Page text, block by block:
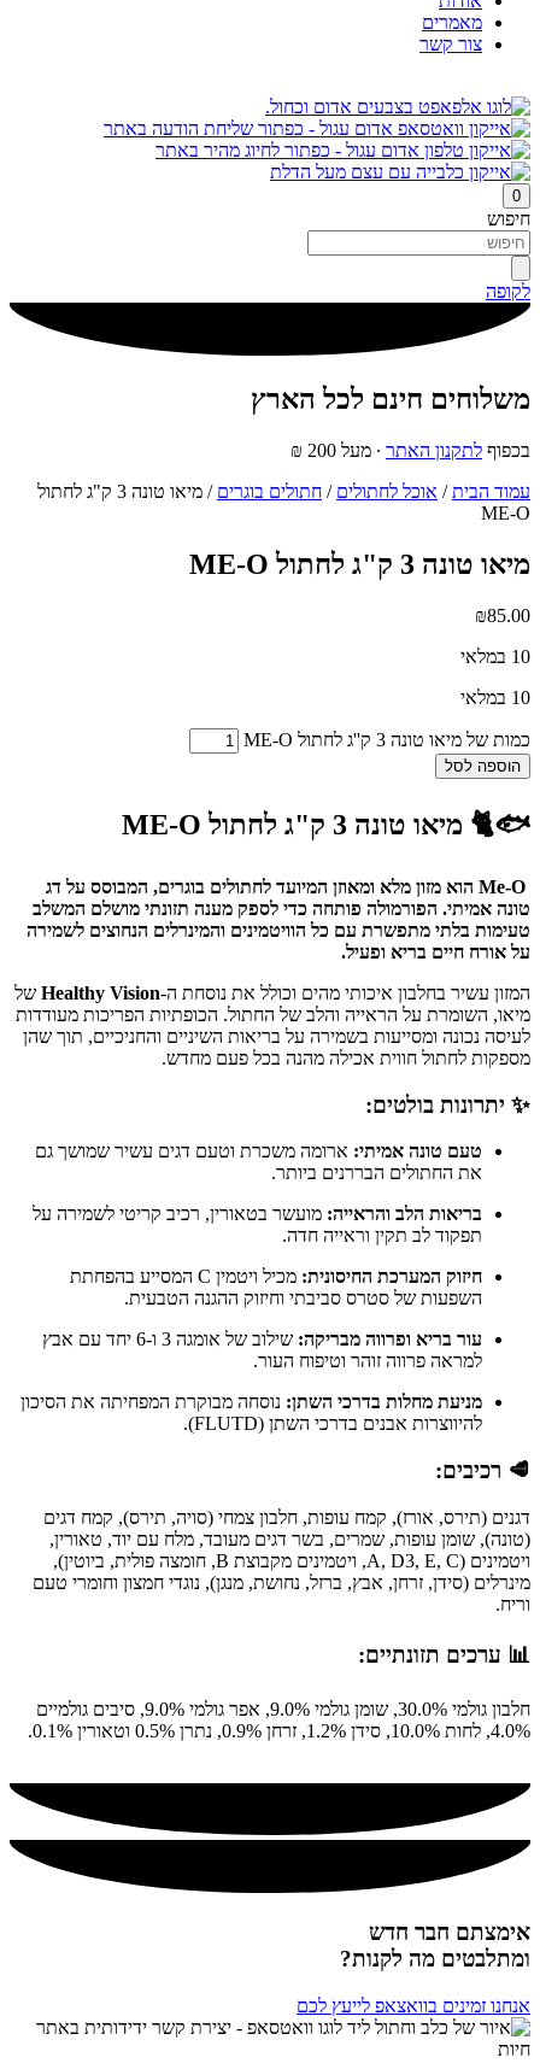
מאמרים
צור קשר
0
חיפוש
לקופה
משלוחים חינם לכל הארץ
בכפוף לתקנון האתר ∙ מעל 200 ₪
עמוד הבית/ אוכל לחתולים / חתולים בוגרים
/ מיאו טונה 3 ק"ג לחתול
ME-O
מיאו טונה 3 ק"ג לחתול ME-O
₪85.00
10 במלאי
10 במלאי
כמות של מיאו טונה 3 ק''ג לחתול ME-O
הוספה לסל
🐟🐈 מיאו טונה 3 ק"ג לחתול ME-O
Me-O הוא מזון מלא ומאוזן המיועד לחתולים בוגרים, המבוסס על דג
טונה אמיתי. הפורמולה פותחה כדי לספק מענה תזונתי מושלם המשלב
טעימות בלתי מתפשרת עם כל הוויטמינים והמינרלים הנחוצים לשמירה
על אורח חיים בריא ופעיל.
המזון עשיר בחלבון איכותי מהים וכולל את נוסחת ה-Healthy Vision של
מיאו, השומרת על הראייה והלב של החתול. הכופתיות הפריכות מעודדות
לעיסה נכונה ומסייעות בשמירה על בריאות השיניים והחניכיים, תוך שהן
מספקות לחתול חווית אכילה מהנה בכל פעם מחדש.
✨ יתרונות בולטים:
טעם טונה אמיתי: ארומה משכרת וטעם דגים עשיר שמושך גם
את החתולים הבררנים ביותר.
בריאות הלב והראייה: מועשר בטאורין, רכיב קריטי לשמירה על
תפקוד לב תקין וראייה חדה.
חיזוק המערכת החיסונית:
מכיל ויטמין C המסייע בהפחתת
השפעות של סטרס סביבתי וחיזוק ההגנה הטבעית.
עור בריא ופרווה מבריקה:
שילוב של אומגה 3 ו-6 יחד עם אבץ
למראה פרווה זוהר וטיפוח העור.
מניעת מחלות בדרכי השתן: נוסחה מבוקרת המפחיתה את הסיכון
להיווצרות אבנים בדרכי השתן (FLUTD).
🥩 רכיבים:
דגנים (תירס, אורז), קמח עופות, חלבון צמחי (סויה, תירס), קמח דגים
(טונה), שומן עופות, שמרים, בשר דגים מעובד, מלח עם יוד, טאורין,
ויטמינים (A, D3, E, C, ויטמינים מקבוצת B, חומצה פולית, ביוטין),
מינרלים (סידן, זרחן, אבץ, ברזל, נחושת, מנגן), נוגדי חמצון וחומרי טעם
וריח.
📊 ערכים תזונתיים:
חלבון גולמי 30.0%, שומן גולמי 9.0%, אפר גולמי 9.0%, סיבים גולמיים
4.0%, לחות 10.0%, סידן 1.2%, זרחן 0.9%, נתרן 0.5% וטאורין 0.1%.
אימצתם חבר חדש
ומתלבטים מה לקנות?
אנחנו זמינים בוואצאפ לייעץ לכם